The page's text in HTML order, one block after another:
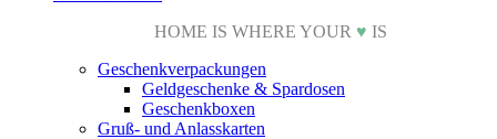
HOME IS WHERE YOUR ♥ IS
Geschenkverpackungen
Geldgeschenke & Spardosen
Geschenkboxen
Gruß- und Anlasskarten